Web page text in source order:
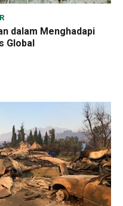
dalam Menghadapi
Global